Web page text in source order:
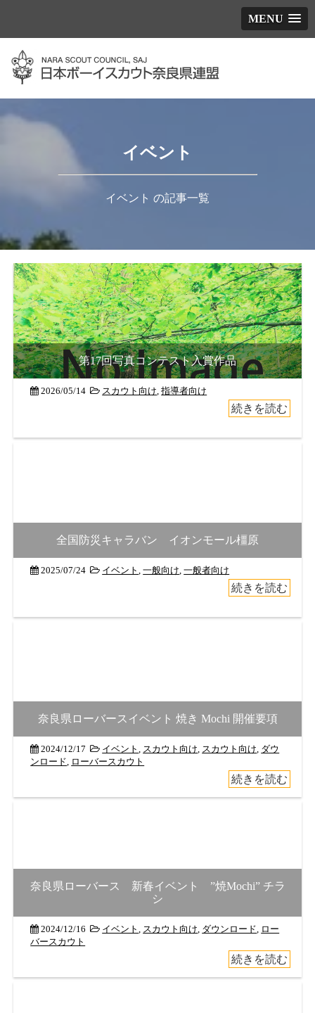
MENU
イベント
イベント の記事一覧
第17回写真コンテスト入賞作品
2026/05/14 スカウト向け,指導者向け
続きを読む
全国防災キャラバン イオンモール橿原
2025/07/24 イベント ,一般向け ,一般者向け
続きを読む
奈良県ローバースイベント 焼き Mochi 開催要項
2024/12/17 イベント, スカウト向け, スカウト向け, ダウ
ンロード, ローバースカウト
続きを読む
奈良県ローバース 新春イベント ”焼Mochi” チラ
シ
2024/12/16 イベント, スカウト向け, ダウンロード, ロー
バースカウト
続きを読む